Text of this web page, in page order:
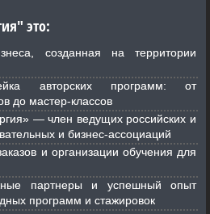
это:
созданная на территории
авторских программ: от
до мастер-классов
— член ведущих российских и
и бизнес-ассоциаций
и организации обучения для
партнеры и успешный опыт
программ и стажировок